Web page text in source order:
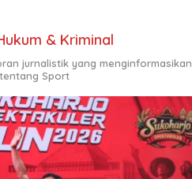
& Kriminal
jurnalistik yang menginformasikan
Sport